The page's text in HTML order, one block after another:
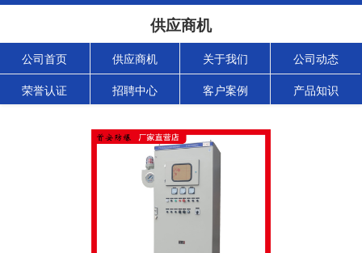
供应商机
公司首页 供应商机 关于我们 公司动态
荣誉认证 招聘中心 客户案例 产品知识